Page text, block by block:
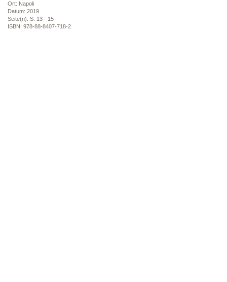
Ort: Napoli
Datum: 2019
Seite(n): S. 13 - 15
ISBN: 978-88-8407-718-2